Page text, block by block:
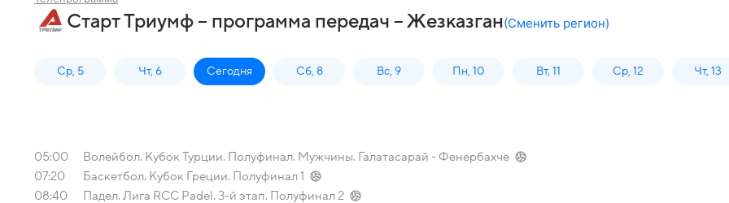
Старт Триумф – программа передач – Жезказган(Сменить регион)
Ср, 5 Чт, 6 Сегодня Сб, 8 Вс, 9 Пн, 10 Вт, 11 Ср, 12 Чт, 13
05:00
Волейбол. Кубок Турции. Полуфинал. Мужчины. Галатасарай - Фенербахче
07:20
Баскетбол. Кубок Греции. Полуфинал 1
08:40
Падел. Лига RCC Padel. 3-й этап. Полуфинал 2